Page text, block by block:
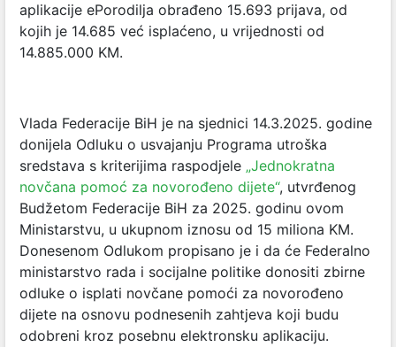
aplikacije ePorodilja obrađeno 15.693 prijava, od
kojih je 14.685 već isplaćeno, u vrijednosti od
14.885.000 KM.
Vlada Federacije BiH je na sjednici 14.3.2025. godine
donijela Odluku o usvajanju Programa utroška
sredstava s kriterijima raspodjele „Jednokratna
novčana pomoć za novorođeno dijete“, utvrđenog
Budžetom Federacije BiH za 2025. godinu ovom
Ministarstvu, u ukupnom iznosu od 15 miliona KM.
Donesenom Odlukom propisano je i da će Federalno
ministarstvo rada i socijalne politike donositi zbirne
odluke o isplati novčane pomoći za novorođeno
dijete na osnovu podnesenih zahtjeva koji budu
odobreni kroz posebnu elektronsku aplikaciju.